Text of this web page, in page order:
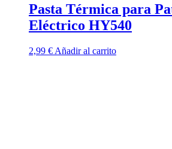
Pasta Térmica para
Eléctrico HY540
2,99 € Añadir al carrito